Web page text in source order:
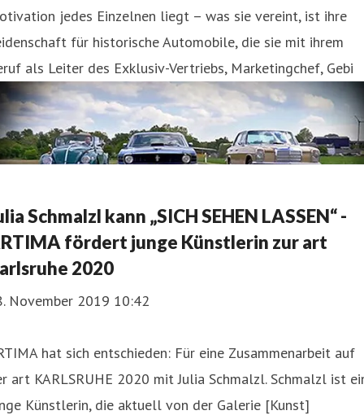
jedes Einzelnen liegt – was sie vereint, ist ihre
für historische Automobile, die sie mit ihrem
als Leiter des Exklusiv-Vertriebs, Marketingchef, Gebi
Schmalzl kann „SICH SEHEN LASSEN“ -
fördert junge Künstlerin zur art
2020
November 2019 10:42
hat sich entschieden: Für eine Zusammenarbeit auf
art KARLSRUHE 2020 mit Julia Schmalzl. Schmalzl ist
Künstlerin, die aktuell von der Galerie [Kunst]